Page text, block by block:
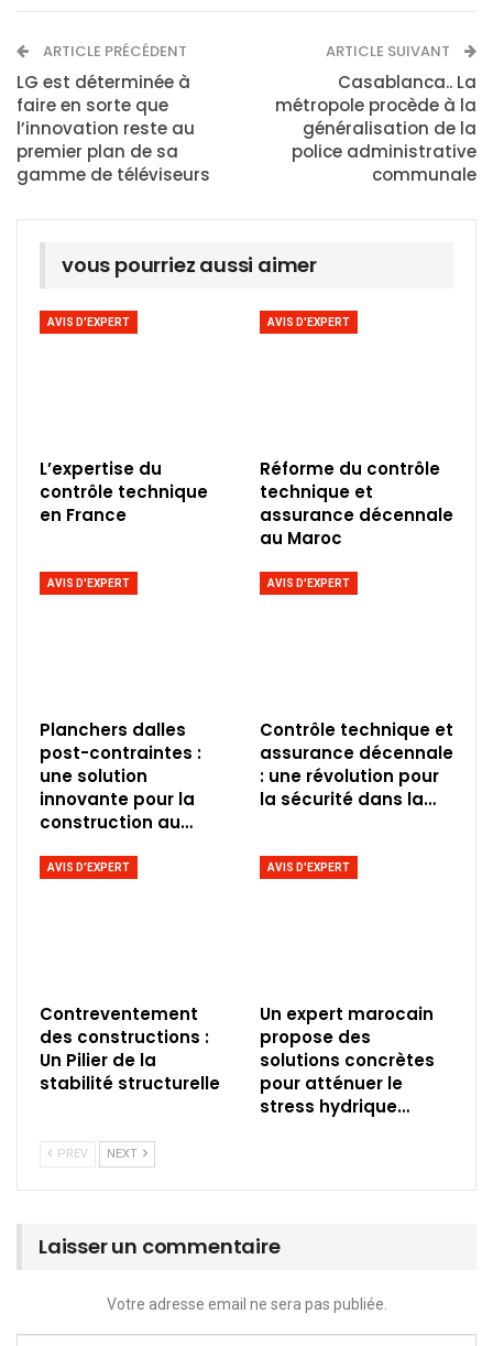
ARTICLE PRÉCÉDENT
LG est déterminée à
faire en sorte que
l’innovation reste au
premier plan de sa
gamme de téléviseurs
ARTICLE SUIVANT
Casablanca.. La
métropole procède à la
généralisation de la
police administrative
communale
vous pourriez aussi aimer
AVIS D'EXPERT
L’expertise du
contrôle technique
en France
AVIS D'EXPERT
Réforme du contrôle
technique et
assurance décennale
au Maroc
AVIS D'EXPERT
Planchers dalles
post-contraintes :
une solution
innovante pour la
construction au…
AVIS D'EXPERT
Contrôle technique et
assurance décennale
: une révolution pour
la sécurité dans la…
AVIS D'EXPERT
Contreventement
des constructions :
Un Pilier de la
stabilité structurelle
AVIS D'EXPERT
Un expert marocain
propose des
solutions concrètes
pour atténuer le
stress hydrique…
PREV NEXT
Laisser un commentaire
Votre adresse email ne sera pas publiée.